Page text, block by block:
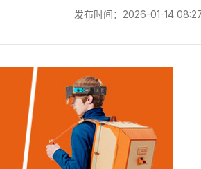
发布时间：2026-01-14